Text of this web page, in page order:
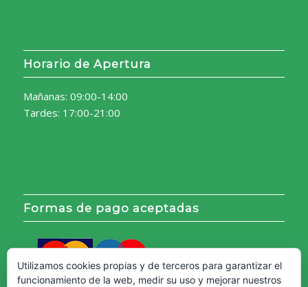
Horario de Apertura
Mañanas: 09:00-14:00
Tardes: 17:00-21:00
Formas de pago aceptadas
Utilizamos cookies propias y de terceros para garantizar el
funcionamiento de la web, medir su uso y mejorar nuestros